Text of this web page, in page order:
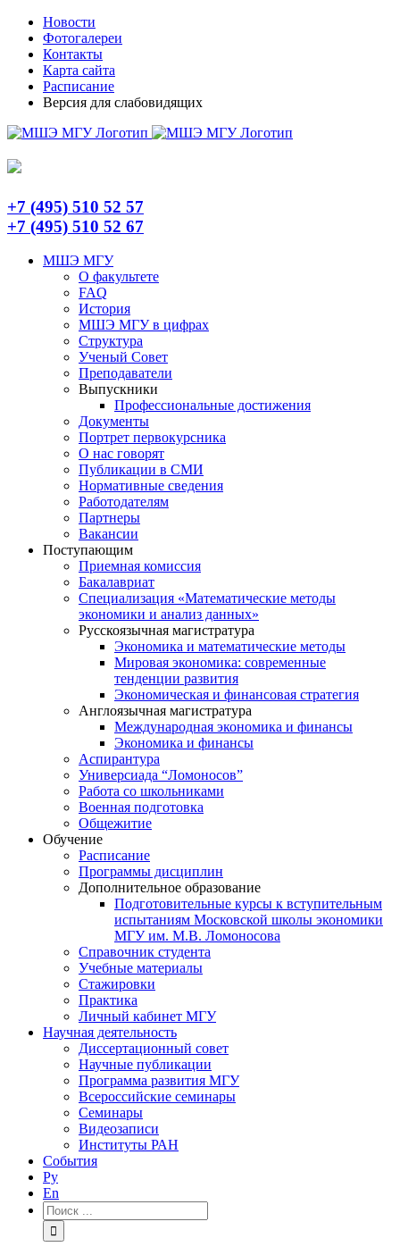
Skip
content
TelegramНовости
Фотогалереи
Контакты
Карта сайта
Расписание
Версия для слабовидящих
+7 (495) 510 52 57
+7 (495) 510 52 67
МШЭ МГУ
О факультете
FAQ
История
МШЭ МГУ в цифрах
Структура
Ученый Совет
Преподаватели
Выпускники
Профессиональные достижения
Документы
Портрет первокурсника
О нас говорят
Публикации в СМИ
Нормативные сведения
Работодателям
Партнеры
Вакансии
Поступающим
Приемная комиссия
Бакалавриат
Специализация «Математические методы
экономики и анализ данных»
Русскоязычная магистратура
Экономика и математические методы
Мировая экономика: современные
тенденции развития
Экономическая и финансовая стратегия
Англоязычная магистратура
Международная экономика и финансы
Экономика и финансы
Аспирантура
Универсиада “Ломоносов”
Работа со школьниками
Военная подготовка
Общежитие
Обучение
Расписание
Программы дисциплин
Дополнительное образование
Подготовительные курсы к вступительным
испытаниям Московской школы экономики
МГУ им. М.В. Ломоносова
Справочник студента
Учебные материалы
Стажировки
Практика
Личный кабинет МГУ
Научная деятельность
Диссертационный совет
Научные публикации
Программа развития МГУ
Всероссийские семинары
Семинары
Видеозаписи
Институты РАН
События
Ру
En
Результат
поиска: